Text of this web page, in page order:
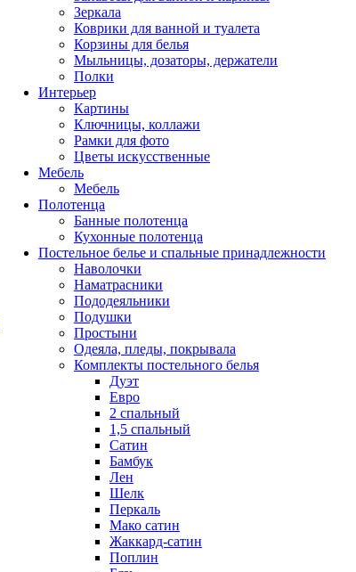
Зеркала
Коврики для ванной и туалета
Корзины для белья
Мыльницы, дозаторы, держатели
Полки
Интерьер
Картины
Ключницы, коллажи
Рамки для фото
Цветы искусственные
Мебель
Мебель
Полотенца
Банные полотенца
Кухонные полотенца
Постельное белье и спальные принадлежности
Наволочки
Наматрасники
Пододеяльники
Подушки
Простыни
Одеяла, пледы, покрывала
Комплекты постельного белья
Дуэт
Евро
2 спальный
1,5 спальный
Сатин
Бамбук
Лен
Шелк
Перкаль
Мако сатин
Жаккард-сатин
Поплин